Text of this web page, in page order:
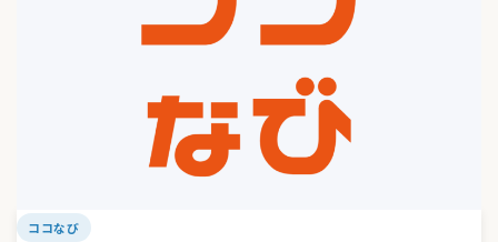
ココなび